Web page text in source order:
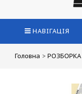
НАВІГАЦІЯ
Головна > РОЗБОРКА